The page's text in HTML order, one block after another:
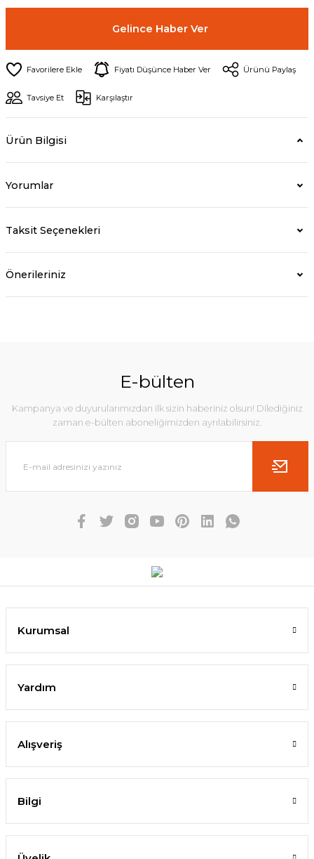
Gelince Haber Ver
Fiyatı Düşünce Haber Ver Ürünü Paylaş
Tavsiye Et Karşılaştır
Ürün Bilgisi
Yorumlar
Taksit Seçenekleri
Önerileriniz
E-bülten
Kampanya ve duyurularımızdan ilk sizin haberiniz olsun! Dilediğiniz
zaman e-bülten aboneliğimizden ayrılabilirsiniz.
Kurumsal
Yardım
Alışveriş
Bilgi